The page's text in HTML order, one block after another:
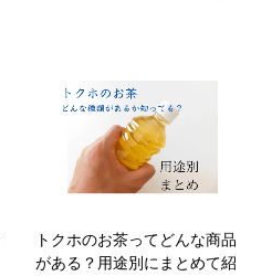
トクホのお茶ってどんな商品
がある？用途別にまとめて紹